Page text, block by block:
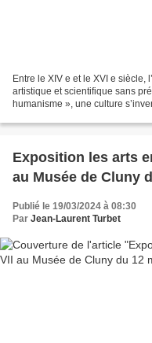
Entre le XIV e et le XVI e
artistique et scientifique sans
humanisme », une culture
Exposition les arts
au Musée de Cluny
Publié le 19/03/2024 à 08:30
Par Jean-Laurent Turbet